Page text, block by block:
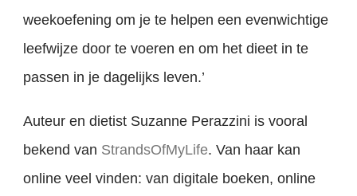
weekoefening om je te helpen een evenwichtige
leefwijze door te voeren en om het dieet in te
passen in je dagelijks leven.’
Auteur en dietist Suzanne Perazzini is vooral
bekend van StrandsOfMyLife. Van haar kan
online veel vinden: van digitale boeken, online